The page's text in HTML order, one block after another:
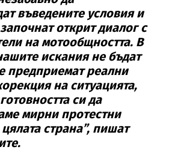
въведените условия и
открит диалог с
на мотообщността. В
искания не бъдат
предприемат реални
на ситуацията,
си да
мирни протестни
страна”, пишат